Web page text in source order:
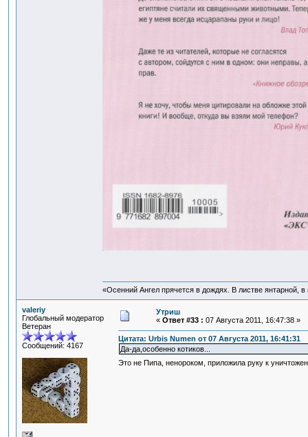
«Осенний Ангел прячется в дождях. В листве янтарной,
valeriy
Глобальный модератор
Ветеран
Сообщений: 4167
Утриш
« Ответ #33 : 07 Августа 2011, 16:47:38 »
Цитата: Urbis Numen от 07 Августа 2011, 16:41:31
Да-да,особенно котиков...
Это не Пипа, ненороком, приложила руку к